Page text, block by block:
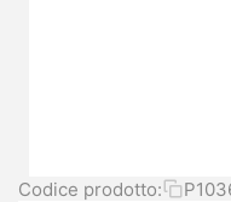
Codice prodotto: